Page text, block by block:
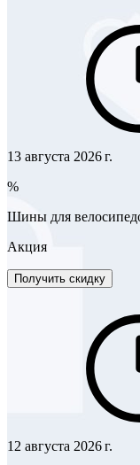
13 августа 2026 г.
%
Шины для
Акция
Получить скидку
12 августа 2026 г.